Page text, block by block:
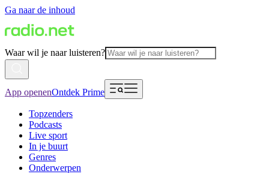
Ga naar de inhoud
Waar wil je naar luisteren?
App openenOntdek Prime
Topzenders
Podcasts
Live sport
In je buurt
Genres
Onderwerpen